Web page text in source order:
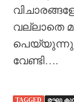
വല്ലാതെ
വേണ്ടി….
TAGGED രഘു